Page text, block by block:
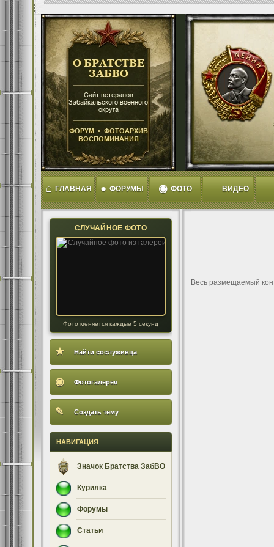
⌂ ГЛАВНАЯ ● ФОРУМЫ ◉ ФОТО ВИДЕО
СЛУЧАЙНОЕ ФОТО
Фото меняется каждые 5 секунд
★ Найти сослуживца
◉ Фотогалерея
✎ Создать тему
НАВИГАЦИЯ
Значок Братства ЗабВО
Курилка
Форумы
Статьи
Весь размещаемый